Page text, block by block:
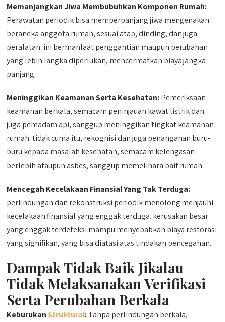
Memanjangkan Jiwa Membubuhkan Komponen Rumah:
Perawatan periodik bisa memperpanjang jiwa mengenakan
beraneka anggota rumah, sesuai atap, dinding, dan juga
peralatan. ini bermanfaat penggantian maupun perubahan
yang lebih langka diperlukan, mencermatkan biaya jangka
panjang.
Meninggikan Keamanan Serta Kesehatan:Pemeriksaan
keamanan berkala, semacam peninjauan kawat listrik dan
juga pemadam api, sanggup meninggikan tingkat keamanan
rumah. tidak cuma itu, rekognisi dan juga penanganan buru-
buru kepada masalah kesehatan, semacam kelengasan
berlebih ataupun asbes, sanggup memelihara bait rumah.
Mencegah Kecelakaan Finansial Yang Tak Terduga:
perlindungan dan rekonstruksi periodik menolong menjauhi
kecelakaan finansial yang enggak terduga. kerusakan besar
yang enggak terdeteksi mampu menyebabkan biaya restorasi
yang signifikan, yang bisa diatasi atas tindakan pencegahan.
Dampak Tidak Baik Jikalau
Tidak Melaksanakan Verifikasi
Serta Perubahan Berkala
KeburukanStruktural:Tanpa perlindungan berkala,